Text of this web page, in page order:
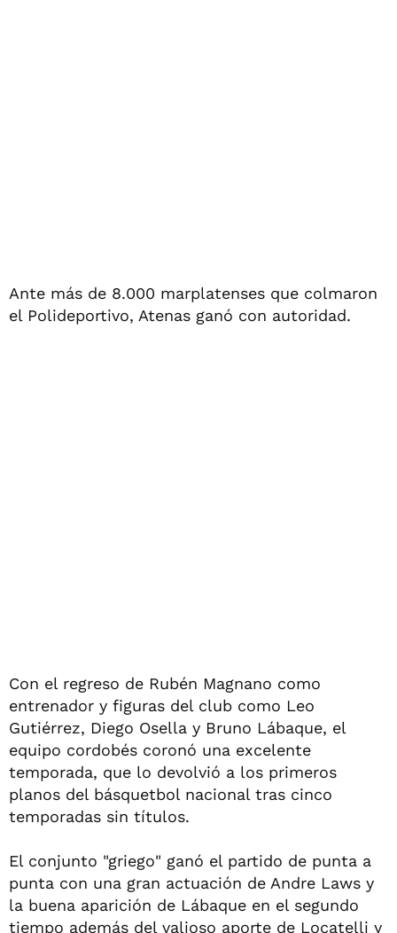
Ante más de 8.000 marplatenses que colmaron
el Polideportivo, Atenas ganó con autoridad.
Con el regreso de Rubén Magnano como
entrenador y figuras del club como Leo
Gutiérrez, Diego Osella y Bruno Lábaque, el
equipo cordobés coronó una excelente
temporada, que lo devolvió a los primeros
planos del básquetbol nacional tras cinco
temporadas sin títulos.
El conjunto "griego" ganó el partido de punta a
punta con una gran actuación de Andre Laws y
la buena aparición de Lábaque en el segundo
tiempo además del valioso aporte de Locatelli y